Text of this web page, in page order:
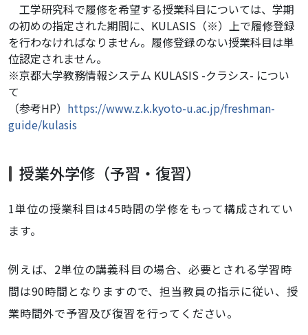
工学研究科で履修を希望する授業科目については、学期
の初めの指定された期間に、KULASIS（※）上で履修登録
を行わなければなりません。履修登録のない授業科目は単
位認定されません。
※京都大学教務情報システム KULASIS -クラシス- につい
て
（参考HP） https://www.z.k.kyoto-u.ac.jp/freshman-
guide/kulasis
授業外学修（予習・復習）
1単位の授業科目は45時間の学修をもって構成されてい
ます。
例えば、2単位の講義科目の場合、必要とされる学習時
間は90時間となりますので、担当教員の指示に従い、授
業時間外で予習及び復習を行ってください。